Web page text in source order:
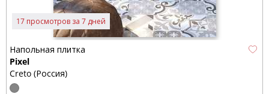
17 просмотров за 7 дней
Напольная плитка
Pixel
Creto (Россия)